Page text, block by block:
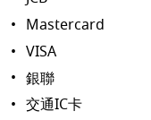
Mastercard
VISA
銀聯
交通IC卡